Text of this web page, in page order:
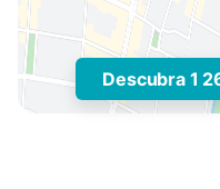
Descubra 1